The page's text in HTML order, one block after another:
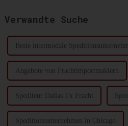
Verwandte Suche
Beste intermodale
Angebote von Frachtimportmaklern
Spediteur Dallas Tx Fracht
Speditionsunternehmen in Chicago